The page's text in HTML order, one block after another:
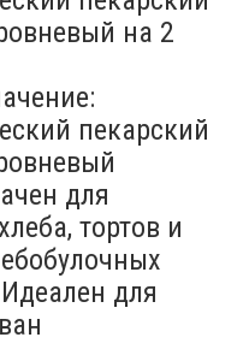
на 2
пекарский
для
тортов и
для